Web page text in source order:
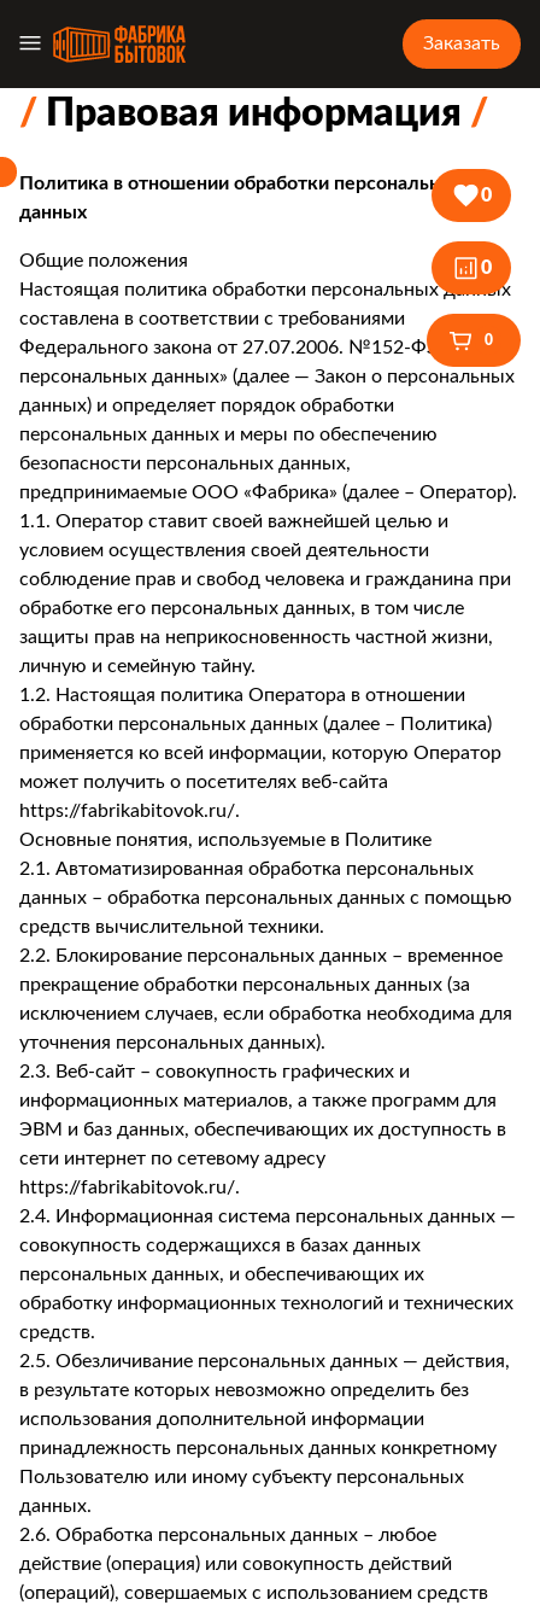
Заказать
Правовая информация
Политика в отношении обработки персональных
данных
Общие положения
Настоящая политика обработки персональных данных
составлена в соответствии с требованиями
Федерального закона от 27.07.2006. №152-ФЗ «О
персональных данных» (далее — Закон о персональных
данных) и определяет порядок обработки
персональных данных и меры по обеспечению
безопасности персональных данных,
предпринимаемые ООО «Фабрика» (далее – Оператор).
1.1. Оператор ставит своей важнейшей целью и
условием осуществления своей деятельности
соблюдение прав и свобод человека и гражданина при
обработке его персональных данных, в том числе
защиты прав на неприкосновенность частной жизни,
личную и семейную тайну.
1.2. Настоящая политика Оператора в отношении
обработки персональных данных (далее – Политика)
применяется ко всей информации, которую Оператор
может получить о посетителях веб-сайта
https://fabrikabitovok.ru/.
Основные понятия, используемые в Политике
2.1. Автоматизированная обработка персональных
данных – обработка персональных данных с помощью
средств вычислительной техники.
2.2. Блокирование персональных данных – временное
прекращение обработки персональных данных (за
исключением случаев, если обработка необходима для
уточнения персональных данных).
2.3. Веб-сайт – совокупность графических и
информационных материалов, а также программ для
ЭВМ и баз данных, обеспечивающих их доступность в
сети интернет по сетевому адресу
https://fabrikabitovok.ru/.
2.4. Информационная система персональных данных —
совокупность содержащихся в базах данных
персональных данных, и обеспечивающих их
обработку информационных технологий и технических
средств.
2.5. Обезличивание персональных данных — действия,
в результате которых невозможно определить без
использования дополнительной информации
принадлежность персональных данных конкретному
Пользователю или иному субъекту персональных
данных.
2.6. Обработка персональных данных – любое
действие (операция) или совокупность действий
(операций), совершаемых с использованием средств
0
0
0